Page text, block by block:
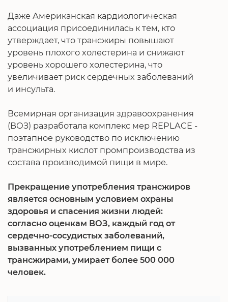
Даже Американская кардиологическая
ассоциация присоединилась к тем, кто
утверждает, что трансжиры повышают
уровень плохого холестерина и снижают
уровень хорошего холестерина, что
увеличивает риск сердечных заболеваний
и инсульта.
Всемирная организация здравоохранения
(ВОЗ) разработала комплекс мер REPLACE -
поэтапное руководство по исключению
трансжирных кислот промпроизводства из
состава производимой пищи в мире.
Прекращение употребления трансжиров
является основным условием охраны
здоровья и спасения жизни людей:
согласно оценкам ВОЗ, каждый год от
сердечно-сосудистых заболеваний,
вызванных употреблением пищи с
трансжирами, умирает более 500 000
человек.